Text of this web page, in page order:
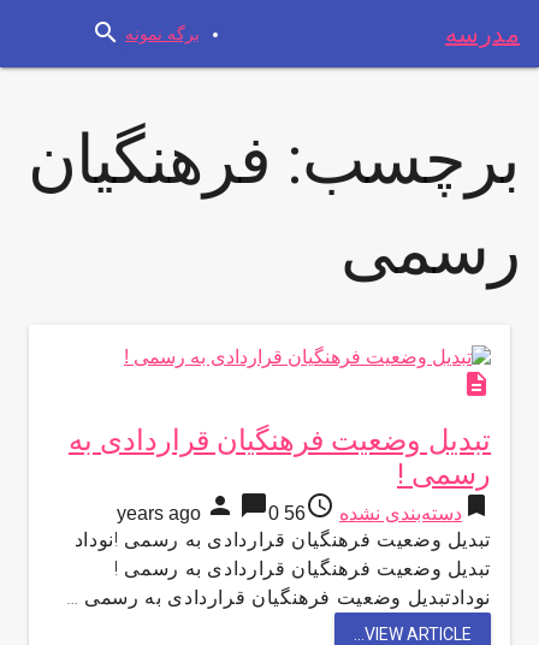
مدرسه برگه نمونه search
برچسب: فرهنگیان
رسمی
description
تبدیل وضعیت فرهنگیان قراردادی به
رسمی !
bookmark دسته‌بندی نشده access_time
56 years ago
person chat_bubble0
تبدیل وضعیت فرهنگیان قراردادی به رسمی !نوداد
تبدیل وضعیت فرهنگیان قراردادی به رسمی !
نودادتبدیل وضعیت فرهنگیان قراردادی به رسمی …
VIEW ARTICLE...